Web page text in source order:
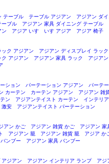
テーブル テーブル アジアン
アジアン ダ
ーブル アジアン 家具 ダイニング テーブル
ン アジア いす いす アジア アジア 椅子
ック アジアン
アジアン ディスプレイ ラック
アジアン アジアン 家具 ラック
アジア
ション パーテーション アジアン
パーテ
カーテン カーテン アジアン
アジアン 雑
ン アジアンテイスト カーテン
インテリ
激安 アジアンテイスト パーテーション
アン かご アジアン 雑貨 かご
アジアン 家
アジアン 籠 アジアン 雑貨 籠
アジア か
ンブー アジアン 家具 バンブー
アジアン アジアン インテリア ランプ
アジ